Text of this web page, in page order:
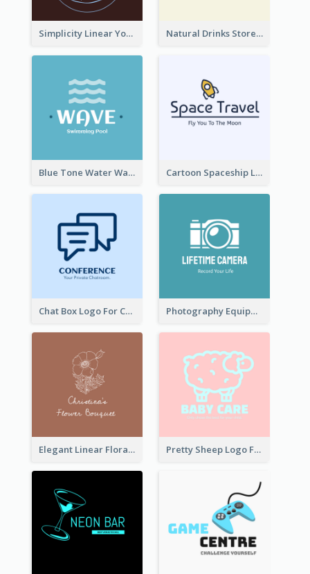
Simplicity Linear Yoga Logo In Monochrome Natural Drinks Store In Monochrome
Blue Tone Water Wave Logo Cartoon Spaceship Logo
Chat Box Logo For Chatroom Services Photography Equipment Graphic Logo In Monochrome
Elegant Linear Floral Logo Pretty Sheep Logo For Baby Care Products